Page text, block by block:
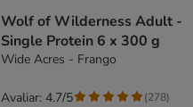
Wolf of Wilderness Adult -
Single Protein 6 x 300 g
Wide Acres - Frango
Avaliar: 4.7/5 (278)